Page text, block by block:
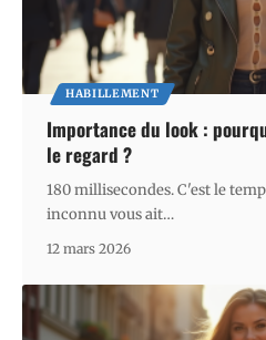
HABILLEMENT
Importance du look :
le regard ?
180 millisecondes. C'est le
inconnu vous ait…
12 mars 2026